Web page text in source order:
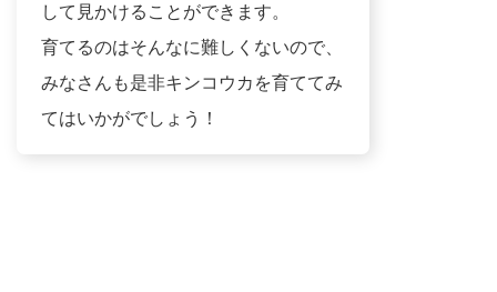
して見かけることができます。
育てるのはそんなに難しくないので、
みなさんも是非キンコウカを育ててみ
てはいかがでしょう！